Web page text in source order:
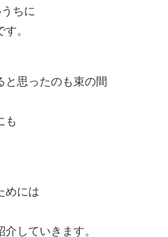
ちに
。
と思ったのも束の間
も
めには
していきます。